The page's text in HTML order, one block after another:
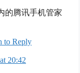
的腾讯手机管家
to Reply
20:42